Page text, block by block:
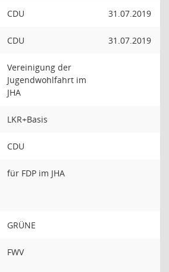
CDU 31.07.2019
CDU 31.07.2019
Vereinigung der
Jugendwohlfahrt im
JHA
LKR+Basis
CDU
für FDP im JHA
GRÜNE
FWV